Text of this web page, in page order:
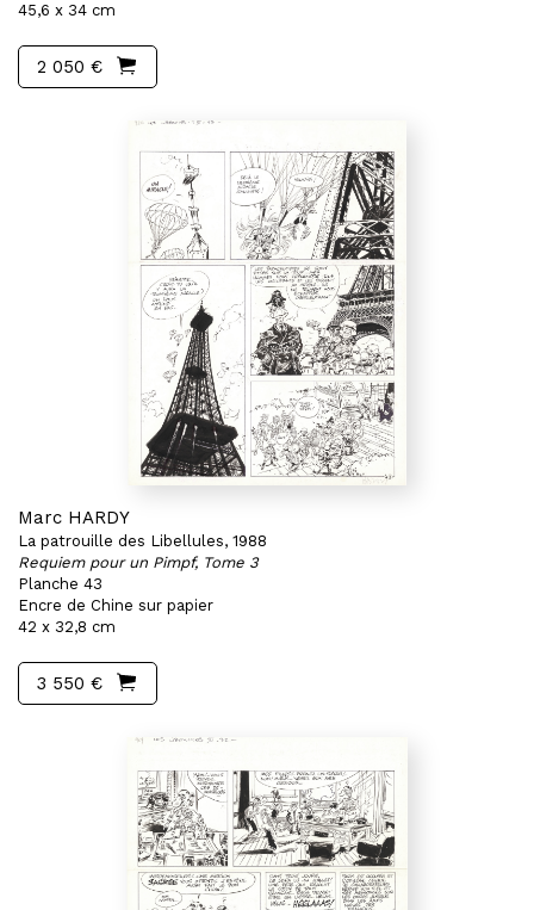
45,6 x 34 cm
2 050 €
Marc HARDY
La patrouille des Libellules, 1988
Requiem pour un Pimpf, Tome 3
Planche 43
Encre de Chine sur papier
42 x 32,8 cm
3 550 €